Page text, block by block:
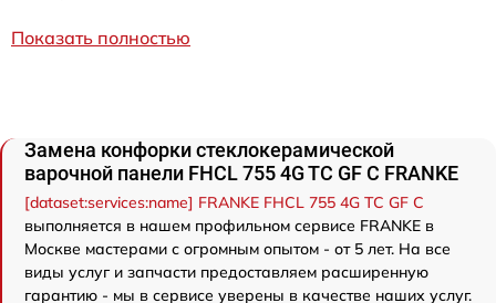
Показать полностью
Замена конфорки стеклокерамической
варочной панели FHCL 755 4G TC GF C FRANKE
[dataset:services:name] FRANKE FHCL 755 4G TC GF C
выполняется в нашем профильном сервисе FRANKE в
Москве мастерами с огромным опытом - от 5 лет. На все
виды услуг и запчасти предоставляем расширенную
гарантию - мы в сервисе уверены в качестве наших услуг.